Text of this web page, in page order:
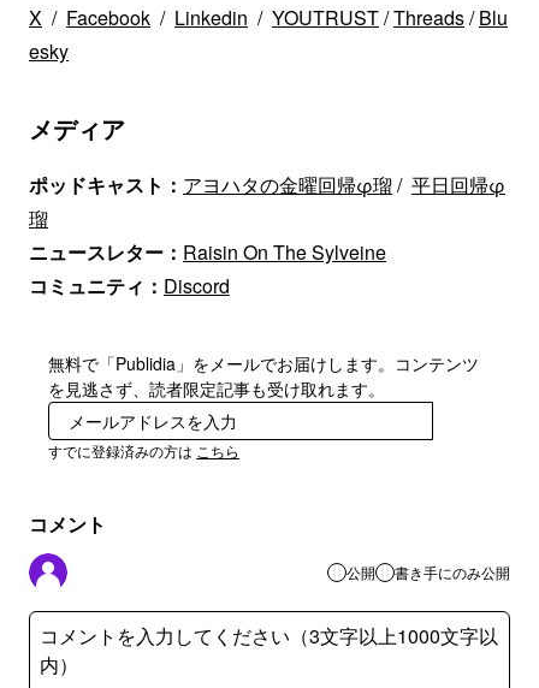
X / Facebook / Linkedin / YOUTRUST/Threads/Blu
esky
メディア
ポッドキャスト： アヨハタの金曜回帰φ瑠/ 平日回帰φ
瑠
ニュースレター： Raisin On The Sylveine
コミュニティ： Discord
無料で「Publidia」をメールでお届けします。コンテンツ
を見逃さず、読者限定記事も受け取れます。
すでに登録済みの方は こちら
コメント
公開 書き手にのみ公開